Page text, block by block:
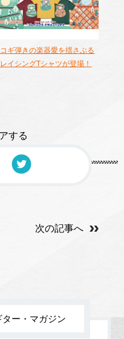
ギ弾きの楽器愛を揺さぶる
イシングTシャツが登場！
する
次の記事へ
ー・マガジン